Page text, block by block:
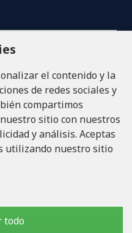
iela 32 - 7, LV-1046
el contenido y la
de redes sociales y
compartimos
sitio con nuestros
y análisis. Aceptas
utilizando nuestro sitio
todo